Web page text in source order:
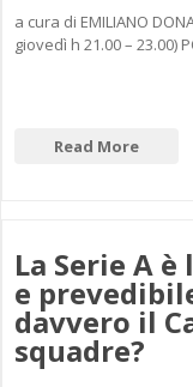
a cura di EMILIANO
giovedì h 21.00 – 23.00)
Read More
La Serie A
e
davvero il
squadre?